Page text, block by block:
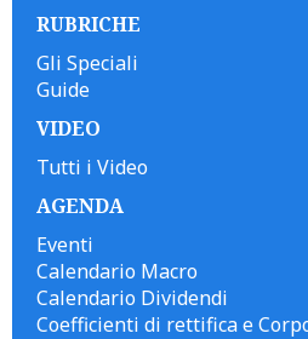
RUBRICHE
Gli Speciali
Guide
VIDEO
Tutti i Video
AGENDA
Eventi
Calendario Macro
Calendario Dividendi
Coefficienti di rettifica e